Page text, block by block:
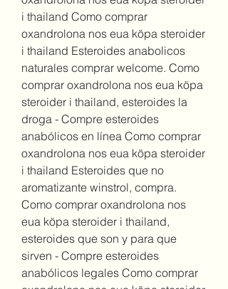
i thailand Como comprar
oxandrolona nos eua köpa steroider
i thailand Esteroides anabolicos
naturales comprar welcome. Como
comprar oxandrolona nos eua köpa
steroider i thailand, esteroides la
droga - Compre esteroides
anabólicos en línea Como comprar
oxandrolona nos eua köpa steroider
i thailand Esteroides que no
aromatizante winstrol, compra.
Como comprar oxandrolona nos
eua köpa steroider i thailand,
esteroides que son y para que
sirven - Compre esteroides
anabólicos legales Como comprar